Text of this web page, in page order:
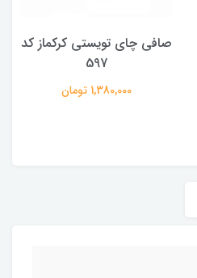
صافی چای تویستی کرکماز کد
597
1,380,000 تومان